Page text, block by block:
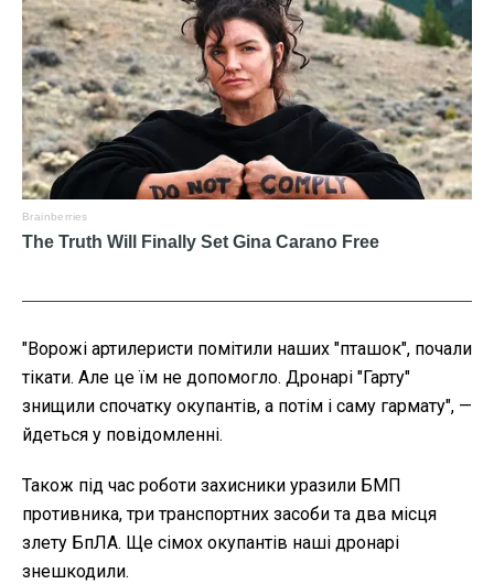
"Ворожі артилеристи помітили наших "пташок", почали
тікати. Але це їм не допомогло. Дронарі "Гарту"
знищили спочатку окупантів, а потім і саму гармату", —
йдеться у повідомленні.
Також під час роботи захисники уразили БМП
противника, три транспортних засоби та два місця
злету БпЛА. Ще сімох окупантів наші дронарі
знешкодили.